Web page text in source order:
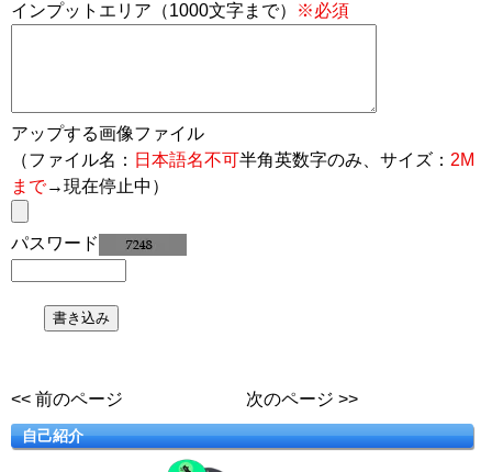
インプットエリア（1000文字まで） ※必須
アップする画像ファイル
（ファイル名： 日本語名不可半角英数字のみ、サイズ： 2M
まで→現在停止中）
パスワード
<< 前のページ 次のページ >>
自己紹介